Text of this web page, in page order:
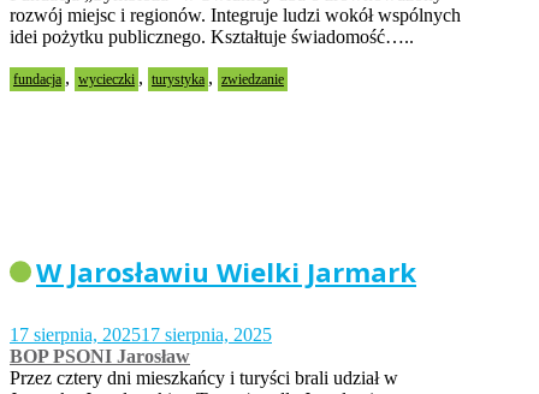
rozwój miejsc i regionów. Integruje ludzi wokół wspólnych
idei pożytku publicznego. Kształtuje świadomość…..
fundacja , wycieczki , turystyka , zwiedzanie
W Jarosławiu Wielki Jarmark
17 sierpnia, 202517 sierpnia, 2025
BOP PSONI Jarosław
Przez cztery dni mieszkańcy i turyści brali udział w